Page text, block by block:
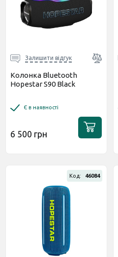
Залишити відгук
Колонка Bluetooth
Hopestar S90 Black
Є в наявності
6 500 грн
Код: 46084